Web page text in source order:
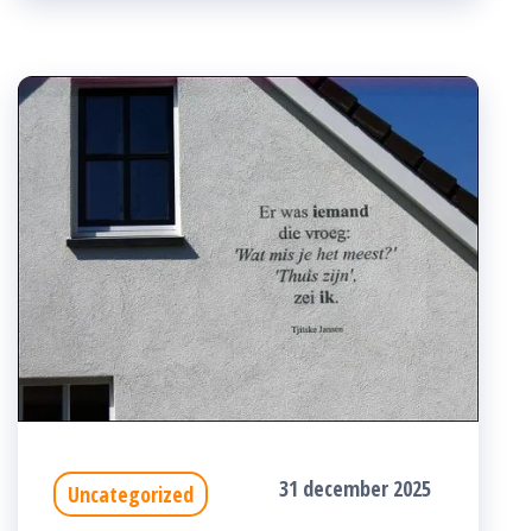
Uncategorized 31 december 2025